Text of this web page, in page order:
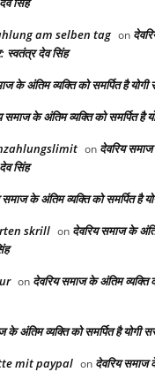
am selben tag on
स्वतंत्र देव सिंह
के अंतिम व्यक्ति को समर्पित है
समाज के अंतिम व्यक्ति को समर्पित है
on देवरिय समाज
सिंह
समाज के अंतिम व्यक्ति को समर्पित है
skrill on देवरिय समाज के
on देवरिय समाज के अंतिम व्यक्ति
के अंतिम व्यक्ति को समर्पित है योगी
mit paypal on देवरिय समाज